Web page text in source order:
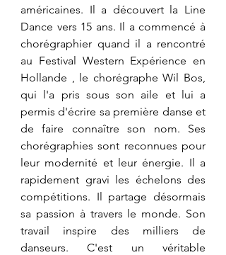
américaines. Il a découvert la Line
Dance vers 15 ans. Il a commencé à
chorégraphier quand il a rencontré
au Festival Western Expérience en
Hollande , le chorégraphe Wil Bos,
qui l'a pris sous son aile et lui a
permis d'écrire sa première danse et
de faire connaître son nom. Ses
chorégraphies sont reconnues pour
leur modernité et leur énergie. Il a
rapidement gravi les échelons des
compétitions. Il partage désormais
sa passion à travers le monde. Son
travail inspire des milliers de
danseurs. C'est un véritable